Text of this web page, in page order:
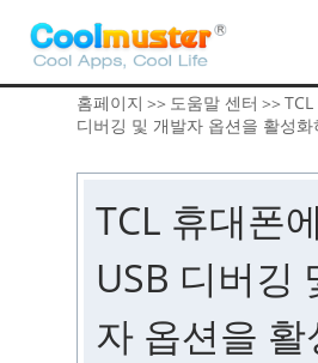
홈페이지 >> 도움말 센터 >>
디버깅 및 개발자 옵션을 활성화
TCL 휴대폰
USB 디버깅
자 옵션을